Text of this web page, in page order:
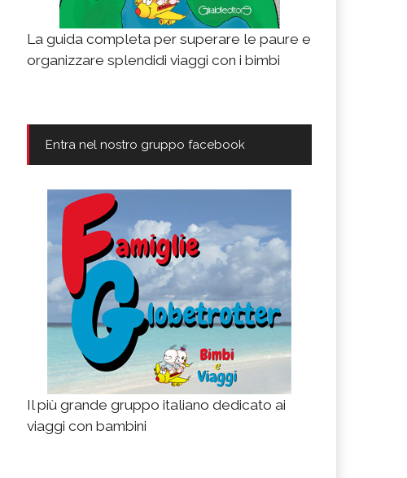
La guida completa per superare le paure e
organizzare splendidi viaggi con i bimbi
Entra nel nostro gruppo facebook
Il più grande gruppo italiano dedicato ai
viaggi con bambini